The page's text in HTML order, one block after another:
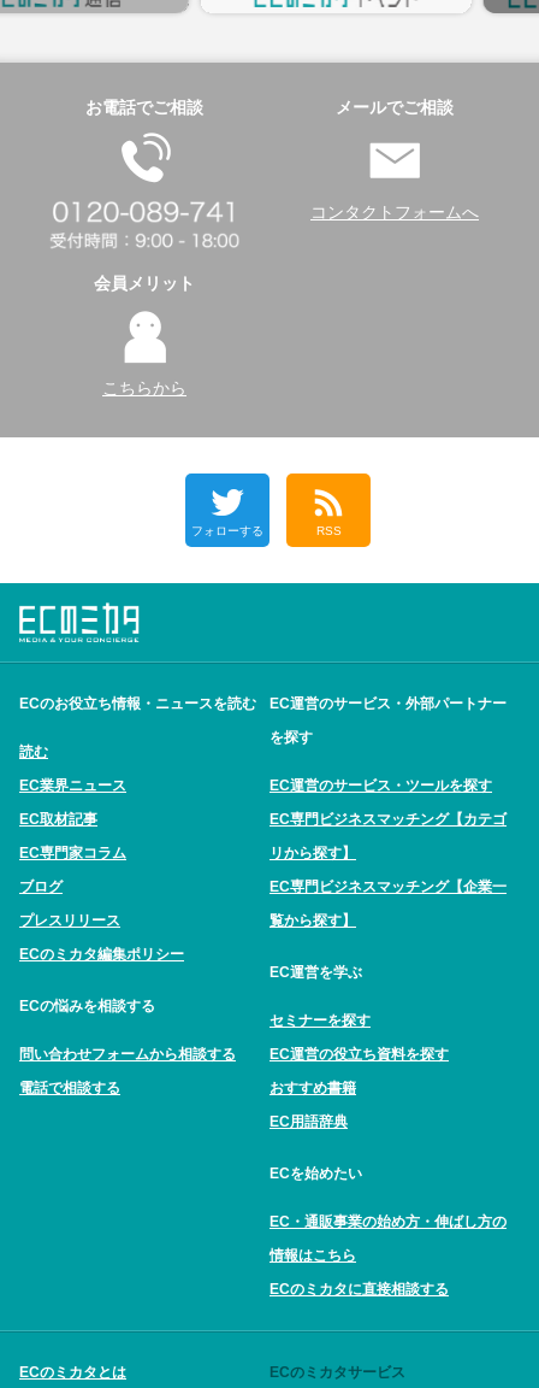
お電話でご相談 メールでご相談
コンタクトフォームへ
会員メリット
こちらから
フォローする RSS
ECのお役立ち情報・ニュースを読む
読む
EC業界ニュース
EC取材記事
EC専門家コラム
ブログ
プレスリリース
ECのミカタ編集ポリシー
ECの悩みを相談する
問い合わせフォームから相談する
電話で相談する
EC運営のサービス・外部パートナー
を探す
EC運営のサービス・ツールを探す
EC専門ビジネスマッチング【カテゴ
リから探す】
EC専門ビジネスマッチング【企業一
覧から探す】
EC運営を学ぶ
セミナーを探す
EC運営の役立ち資料を探す
おすすめ書籍
EC用語辞典
ECを始めたい
EC・通販事業の始め方・伸ばし方の
情報はこちら
ECのミカタに直接相談する
ECのミカタとは ECのミカタサービス